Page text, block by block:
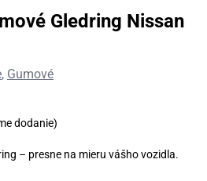
Gledring Nissan
, Gumové
dodanie)
– presne na mieru vášho vozidla.